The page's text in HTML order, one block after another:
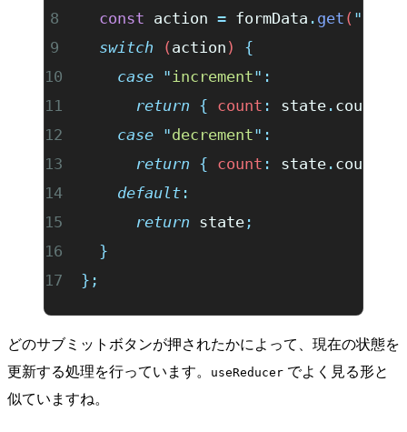
  const
action = formData . get ( "
  switch
( action ) {
    case
"increment" :
      return
{ count : state . count
    case
"decrement" :
      return
{ count : state . count
    default
:
      return
state ;
  }
};
どのサブミットボタンが押されたかによって、現在の状態を
更新する処理を行っています。
useReducer でよく見る形と
似ていますね。